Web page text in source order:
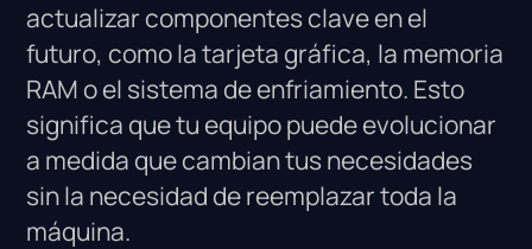
actualizar componentes clave en el
futuro, como la tarjeta gráfica, la memoria
RAM o el sistema de enfriamiento. Esto
significa que tu equipo puede evolucionar
a medida que cambian tus necesidades
sin la necesidad de reemplazar toda la
máquina.